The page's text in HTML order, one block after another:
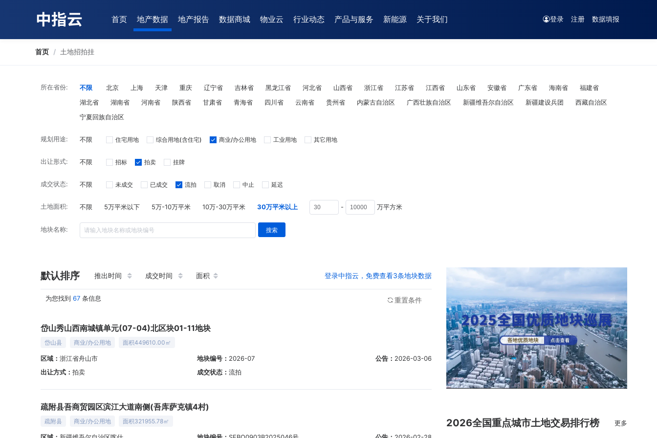
首页 地产数据 地产报告 数据商城 物业云 行业动态 产品与服务 新能源 关于我们 登录 注册 数据填报
首页 / 土地招拍挂
所在省份: 不限 北京 上海 天津 重庆 辽宁省 吉林省 黑龙江省 河北省 山西省 浙江省 江苏省 江西省 山东省 安徽省 广东省 海南省
福建省
湖北省
湖南省 河南省 陕西省 甘肃省 青海省 四川省 云南省 贵州省 内蒙古自治区 广西壮族自治区 新疆维吾尔自治区 新疆建设兵团
西藏自治区
宁夏回族自治区
规划用途: 不限 住宅用地 综合用地(含住宅) 商业/办公用地 工业用地 其它用地
出让形式: 不限 招标 拍卖 挂牌
成交状态: 不限 未成交 已成交 流拍 取消 中止 延迟
土地面积: 不限 5万平米以下 5万-10万平米 10万-30万平米 30万平米以上 - 万平方米
地块名称: 搜索
默认排序 推出时间 成交时间 面积 登录中指云，免费查看3条地块数据
为您找到 67 条信息 重置条件
岱山秀山西南城镇单元(07-04)北区块01-11地块
岱山县 商业/办公用地 面积449610.00㎡
区域： 浙江省舟山市 地块编号： 2026-07 公告： 2026-03-06
出让方式： 拍卖 成交状态： 流拍
疏附县吾商贸园区滨江大道南侧(吾库萨克镇4村)
疏附县 商业/办公用地 面积321955.78㎡ 2026全国重点城市土地交易排行榜 更多